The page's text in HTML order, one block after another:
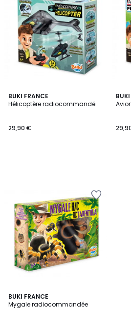
BUKI FRANCE
Hélicoptère radiocommandé
29,90 €
BUKI FRANCE
Mygale radiocommandée